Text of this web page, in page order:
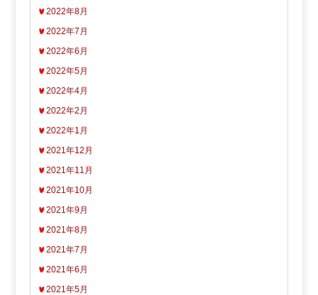
2022年8月
2022年7月
2022年6月
2022年5月
2022年4月
2022年2月
2022年1月
2021年12月
2021年11月
2021年10月
2021年9月
2021年8月
2021年7月
2021年6月
2021年5月